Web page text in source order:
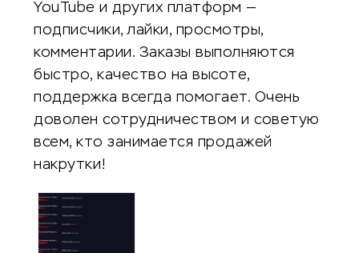
YouTube и других платформ —
подписчики, лайки, просмотры,
комментарии. Заказы выполняются
быстро, качество на высоте,
поддержка всегда помогает. Очень
доволен сотрудничеством и советую
всем, кто занимается продажей
накрутки!